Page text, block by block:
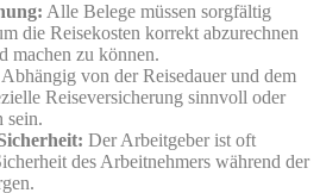
Alle Belege müssen sorgfältig
die Reisekosten korrekt abzurechnen
machen zu können.
Abhängig von der Reisedauer und dem
Reiseversicherung sinnvoll oder
sein.
Der Arbeitgeber ist oft
des Arbeitnehmers während der